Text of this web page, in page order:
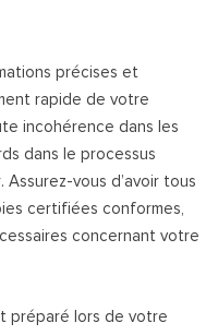
précises et
rapide de votre
incohérence dans les
dans le processus
vous d’avoir tous
certifiées conformes,
concernant votre
préparé lors de votre